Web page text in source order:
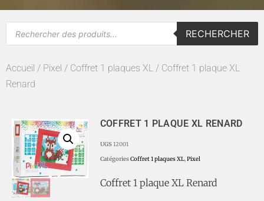
RECHERCHER
Accueil / Pixel / Coffret 1 plaques XL / Coffret 1 plaque XL
Renard
COFFRET 1 PLAQUE XL RENARD
UGS12001
CatégoriesCoffret 1 plaques XL,Pixel
Coffret 1 plaque XL Renard